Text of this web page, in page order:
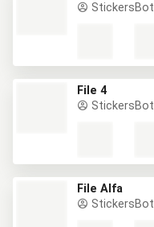
StickersBot
File 4
StickersBot
File Alfa
StickersBot